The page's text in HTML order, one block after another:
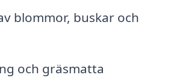
blommor, buskar och
och gräsmatta